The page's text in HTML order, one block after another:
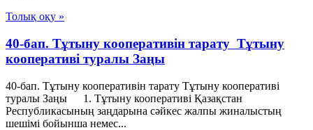
Толық оқу »
40-бап. Тұтыну кооперативiн тарату Тұтыну
кооперативі туралы Заңы
40-бап. Тұтыну кооперативiн тарату Тұтыну кооперативі
туралы Заңы 1. Тұтыну кооперативі Қазақстан
Республикасының заңдарына сәйкес жалпы жиналыстың
шешімі бойынша немес...